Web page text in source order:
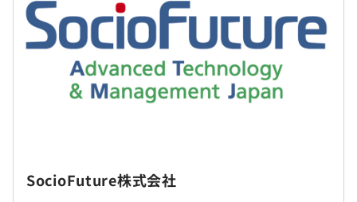
業界初の「ATMアウトソーシングサービス」や、近年では
金融機関だけでなく、行政・ヘルスケア業界の業務効率化
にITソリューションで貢献してきた実績があります。
推奨資格を取得した場合の報奨金支給もあります。
海外拠点はありますが、転勤可能性は低いです。
定します
※経験や経歴により下限給与を下回ることもありま
賞与：年2回（6月、12月）※会社及び個人の評価に基づ
SocioFuture株式会社